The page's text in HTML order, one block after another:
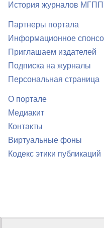
История журналов
Партнеры портала
Информационное
Приглашаем издателей
Подписка на журналы
Персональная страница
О портале
Медиакит
Контакты
Виртуальные фоны
Кодекс этики публикаций